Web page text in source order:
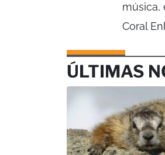
música,
Coral
ÚLTIMAS